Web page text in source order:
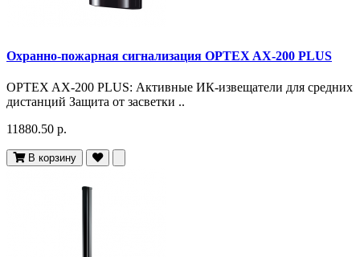
Охранно-пожарная сигнализация OPTEX AX-200 PLUS
OPTEX AX-200 PLUS: Активные ИК-извещатели для средних
дистанций Защита от засветки ..
11880.50 р.
В корзину